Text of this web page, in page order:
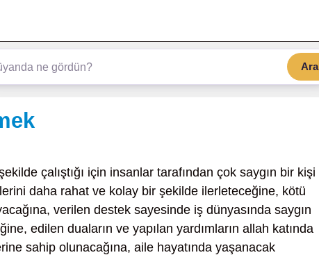
Ara
çalıştığı için insanlar tarafından çok saygın bir kişi
daha rahat ve kolay bir şekilde ilerleteceğine, kötü
verilen destek sayesinde iş dünyasında saygın
edilen duaların ve yapılan yardımların allah katında
sahip olunacağına, aile hayatında yaşanacak